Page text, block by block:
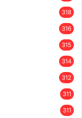
318
316
315
314
312
311
311